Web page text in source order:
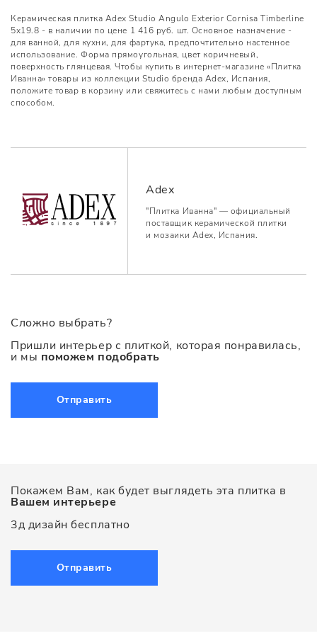
Керамическая плитка Adex Studio Angulo Exterior Cornisa Timberline
5x19.8 - в наличии по цене 1 416 руб. шт. Основное назначение -
для ванной, для кухни, для фартука, предпочтительно настенное
использование. Форма прямоугольная, цвет коричневый,
поверхность глянцевая. Чтобы купить в интернет-магазине «Плитка
Иванна» товары из коллекции Studio бренда Adex, Испания,
положите товар в корзину или свяжитесь с нами любым доступным
способом.
Adex
"Плитка Иванна" — официальный
поставщик керамической плитки
и мозаики Adex, Испания.
Сложно выбрать?
Пришли интерьер с плиткой, которая понравилась,
и мы поможем подобрать
Отправить
Покажем Вам, как будет выглядеть эта плитка в
Вашем интерьере
3д дизайн бесплатно
Отправить